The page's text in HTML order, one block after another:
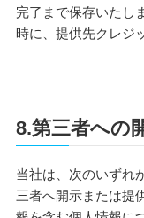
完了まで保存いたし
時に、提供先クレジ
8.第三者への
当社は、次のいずれ
三者へ開示または提